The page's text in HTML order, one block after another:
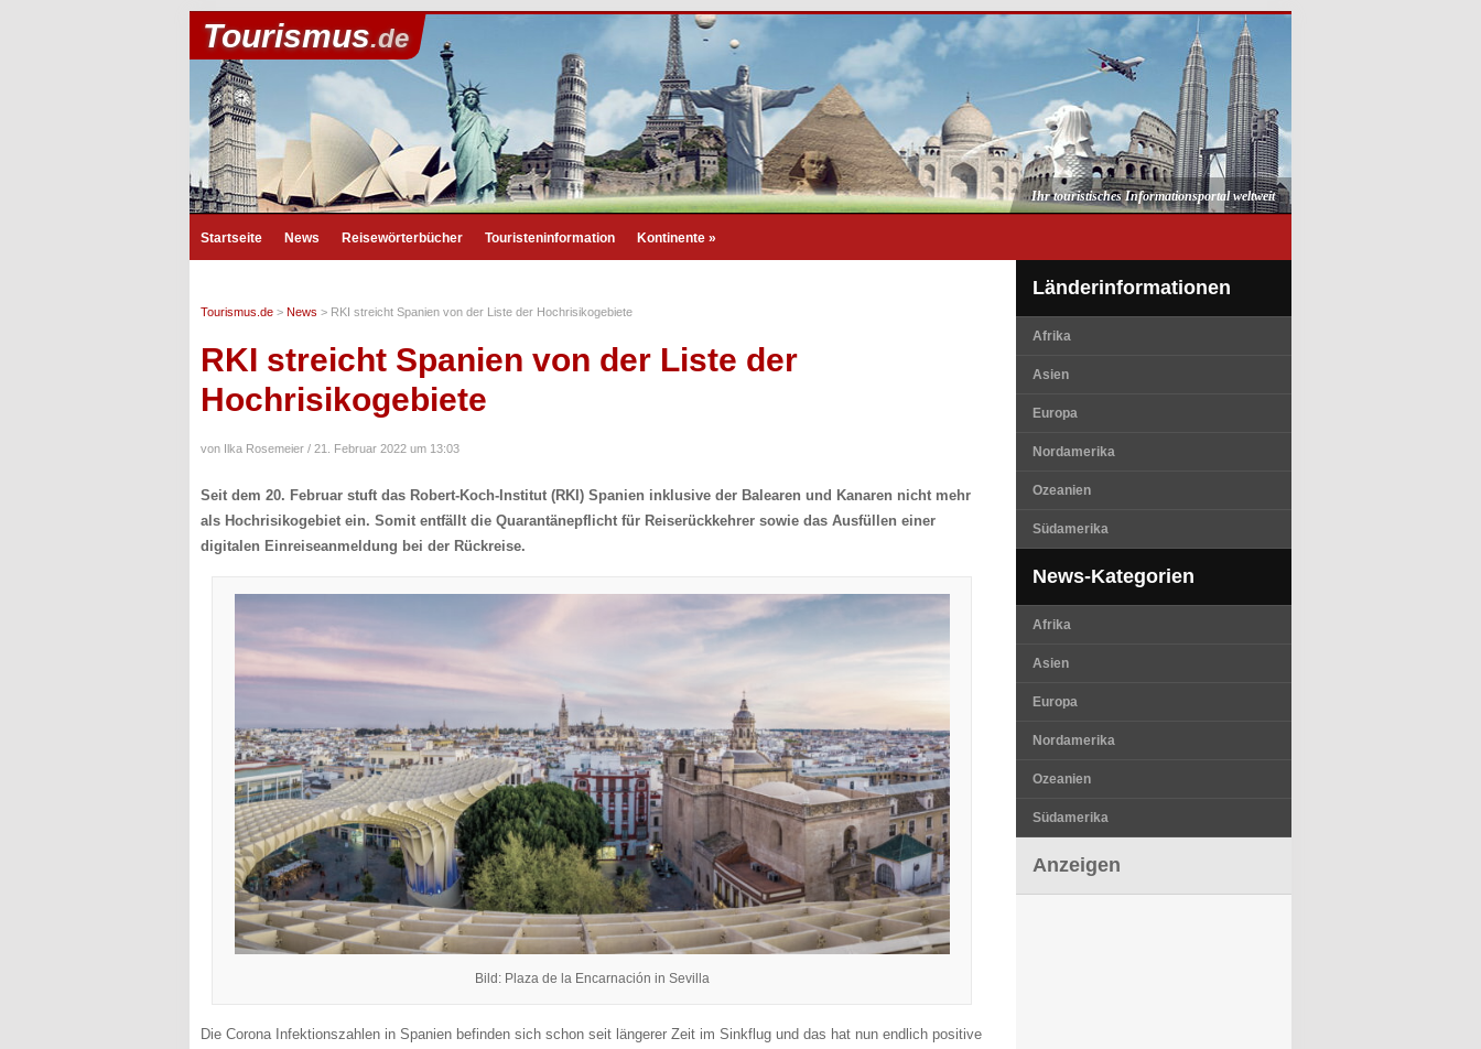
Tourismus.de
Ihr touristisches Informationsportal weltweit
Startseite News Reisewörterbücher Touristeninformation Kontinente »
Tourismus.de > News > RKI streicht Spanien von der Liste der Hochrisikogebiete
RKI streicht Spanien von der Liste der
Hochrisikogebiete
von Ilka Rosemeier / 21. Februar 2022 um 13:03
Seit dem 20. Februar stuft das Robert-Koch-Institut (RKI) Spanien inklusive der Balearen und Kanaren nicht mehr
als Hochrisikogebiet ein. Somit entfällt die Quarantänepflicht für Reiserückkehrer sowie das Ausfüllen einer
digitalen Einreiseanmeldung bei der Rückreise.
Bild: Plaza de la Encarnación in Sevilla
Die Corona Infektionszahlen in Spanien befinden sich schon seit längerer Zeit im Sinkflug und das hat nun endlich positive
Länderinformationen
Afrika
Asien
Europa
Nordamerika
Ozeanien
Südamerika
News-Kategorien
Afrika
Asien
Europa
Nordamerika
Ozeanien
Südamerika
Anzeigen